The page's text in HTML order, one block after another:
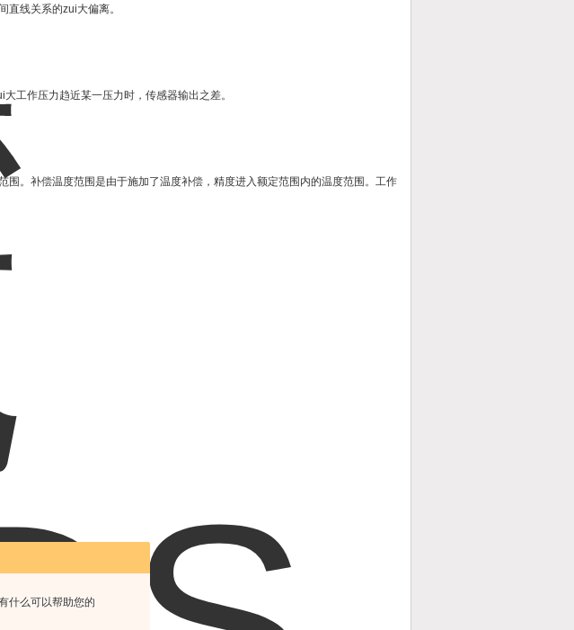
什么可以帮助您的
直线关系的zui大偏离。
工作压力趋近某一压力时，传感器输出之差。
围。补偿温度范围是由于施加了温度补偿，精度进入额定范围内的温度范围。工作